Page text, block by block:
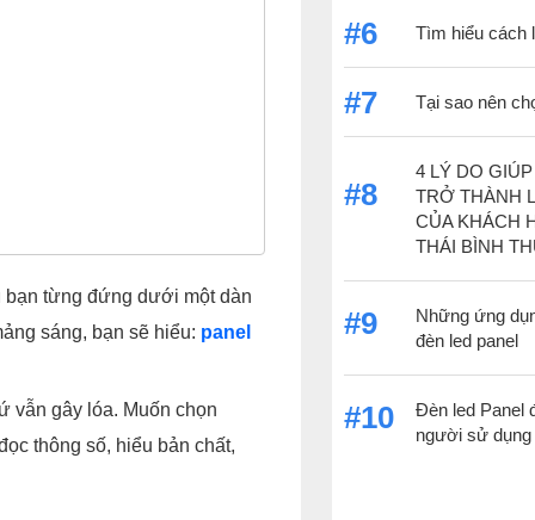
từng đứng dưới một dàn
sáng, bạn sẽ hiểu: panel
vẫn gây lóa. Muốn chọn
thông số, hiểu bản chất,
#6 Tìm hiểu cách
#7 Tại sao nên
#8
4 LÝ DO
TRỞ THÀNH
CỦA KHÁCH
THÁI BÌNH
#9
Những ứng
đèn led panel
#10
Đèn led Panel
người sử dụng